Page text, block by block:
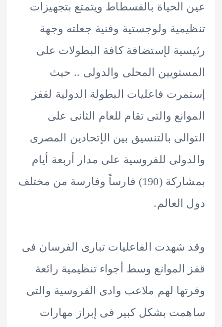
بالفسطاط ويتمتع بتجهيزات
ولوجستية وفنية جعلته وجهة
لإستضافة كافة البطولات على
المحلى والدولى .. حيث
فاعليات البطولة الدولية لقفز
والتى تقام للعام الثانى على
بالتنسيق بين الإتحادين المصرى
للفروسية على مدار أربعة أيام
بمشاركة (190) فارساً وفارسة من مختلف
العالم.
شهدت الفاعليات تبارى الفرسان فى
وسط أجواء تنظيمية رائعة
لهم ملاعب وادى الفروسية والتى
بشكل كبير فى إبراز مهارات